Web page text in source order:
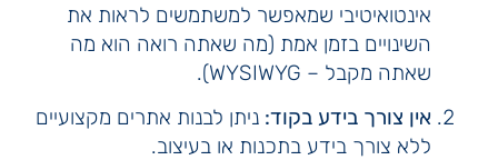
אינטואיטיבי שמאפשר למשתמשים לראות את
השינויים בזמן אמת (מה שאתה רואה הוא מה
שאתה מקבל – WYSIWYG).
אין צורך בידע בקוד: ניתן לבנות אתרים מקצועיים
ללא צורך בידע בתכנות או בעיצוב.